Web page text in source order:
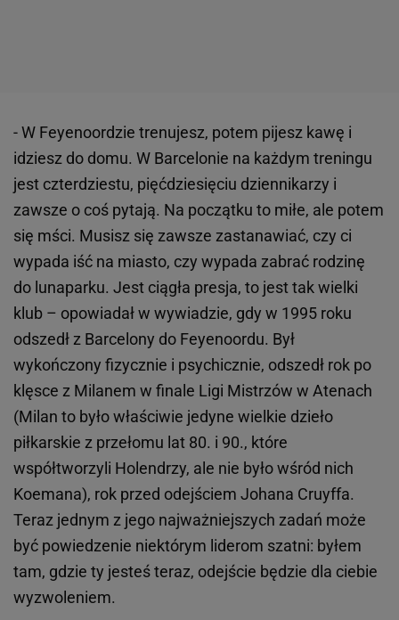
- W Feyenoordzie trenujesz, potem pijesz kawę i
idziesz do domu. W Barcelonie na każdym treningu
jest czterdziestu, pięćdziesięciu dziennikarzy i
zawsze o coś pytają. Na początku to miłe, ale potem
się mści. Musisz się zawsze zastanawiać, czy ci
wypada iść na miasto, czy wypada zabrać rodzinę
do lunaparku. Jest ciągła presja, to jest tak wielki
klub – opowiadał w wywiadzie, gdy w 1995 roku
odszedł z Barcelony do Feyenoordu. Był
wykończony fizycznie i psychicznie, odszedł rok po
klęsce z Milanem w finale Ligi Mistrzów w Atenach
(Milan to było właściwie jedyne wielkie dzieło
piłkarskie z przełomu lat 80. i 90., które
współtworzyli Holendrzy, ale nie było wśród nich
Koemana), rok przed odejściem Johana Cruyffa.
Teraz jednym z jego najważniejszych zadań może
być powiedzenie niektórym liderom szatni: byłem
tam, gdzie ty jesteś teraz, odejście będzie dla ciebie
wyzwoleniem.